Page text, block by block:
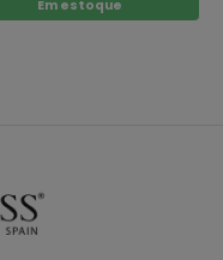
Em estoque